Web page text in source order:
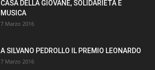
CASA DELLA GIOVANE, SOLIDARIETÀ E
MUSICA
7 Marzo 2016
A SILVANO PEDROLLO IL PREMIO LEONARDO
7 Marzo 2016